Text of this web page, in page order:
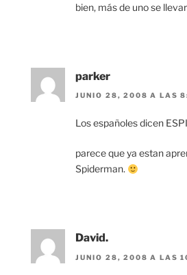
bien, más de uno se
parker
JUNIO 28, 2008 A LAS
Los españoles dicen
parece que ya estan
Spiderman.
David.
JUNIO 28, 2008 A LAS